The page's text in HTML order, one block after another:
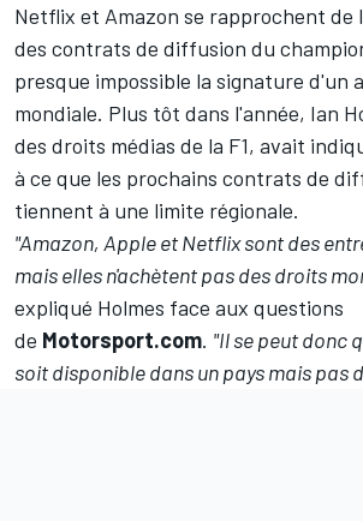
Netflix et Amazon se rapprochent de
des contrats de diffusion du
presque impossible la signature d'un
mondiale. Plus tôt dans l'année, Ian
des droits médias de la F1, avait
à ce que les prochains contrats de
tiennent à une limite régionale.
"Amazon, Apple et Netflix sont des
mais elles n'achètent pas des droits
expliqué Holmes face aux questions
de Motorsport.com. "Il se peut donc
soit disponible dans un pays mais pas